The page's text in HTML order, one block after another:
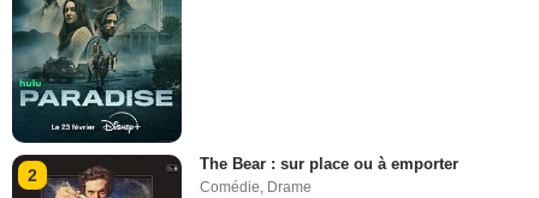
2
The Bear : sur place ou à emporter
Comédie Drame